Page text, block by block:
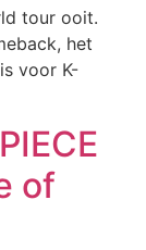
tour ooit.
het
voor K-
of